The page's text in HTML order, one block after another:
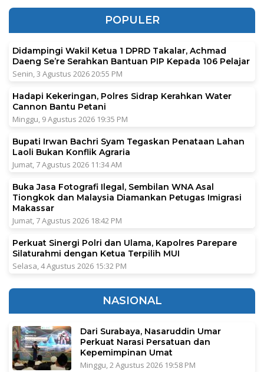
POPULER
Didampingi Wakil Ketua 1 DPRD Takalar, Achmad
Daeng Se’re Serahkan Bantuan PIP Kepada 106 Pelajar
Senin, 3 Agustus 2026 20:55 PM
Hadapi Kekeringan, Polres Sidrap Kerahkan Water
Cannon Bantu Petani
Minggu, 9 Agustus 2026 19:35 PM
Bupati Irwan Bachri Syam Tegaskan Penataan Lahan
Laoli Bukan Konflik Agraria
Jumat, 7 Agustus 2026 11:34 AM
Buka Jasa Fotografi Ilegal, Sembilan WNA Asal
Tiongkok dan Malaysia Diamankan Petugas Imigrasi
Makassar
Jumat, 7 Agustus 2026 18:42 PM
Perkuat Sinergi Polri dan Ulama, Kapolres Parepare
Silaturahmi dengan Ketua Terpilih MUI
Selasa, 4 Agustus 2026 15:32 PM
NASIONAL
Dari Surabaya, Nasaruddin Umar
Perkuat Narasi Persatuan dan
Kepemimpinan Umat
Minggu, 2 Agustus 2026 19:58 PM